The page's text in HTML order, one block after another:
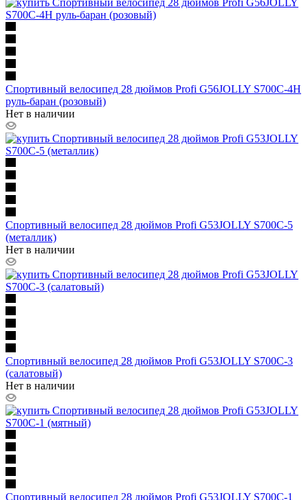
Спортивный велосипед 28 дюймов Profi G56JOLLY S700C-4H
руль-баран (розовый)
Нет в наличии
Спортивный велосипед 28 дюймов Profi G53JOLLY S700C-5
(металлик)
Нет в наличии
Спортивный велосипед 28 дюймов Profi G53JOLLY S700C-3
(салатовый)
Нет в наличии
Спортивный велосипед 28 дюймов Profi G53JOLLY S700C-1